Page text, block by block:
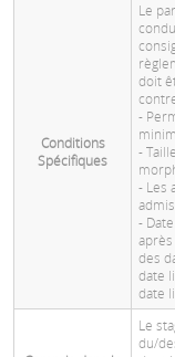
Conditions
Spécifiques
Le
doit
-
-
- Les
-
des
date
date
Le
du/